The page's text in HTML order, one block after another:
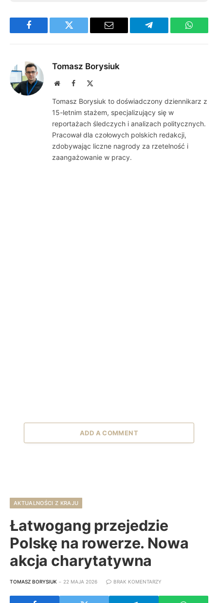
Facebook Twitter Email Telegram
Tomasz Borysiuk
WebsiteFacebook
Tomasz Borysiuk to doświadczony dziennikarz z
15-letnim stażem, specjalizujący się w
reportażach śledczych i analizach politycznych.
Pracował dla czołowych polskich redakcji,
zdobywając liczne nagrody za rzetelność i
zaangażowanie w pracy.
ADD A COMMENT
AKTUALNOŚCI Z KRAJU
Łatwogang przejedzie
Polskę na rowerze. Nowa
akcja charytatywna
TOMASZ BORYSIUK 22 MAJA 2026 BRAK KOMENTARZY